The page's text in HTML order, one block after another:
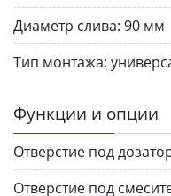
Диаметр слива: 90 мм
Тип монтажа:
Функции и опции
Отверстие под
Отверстие под